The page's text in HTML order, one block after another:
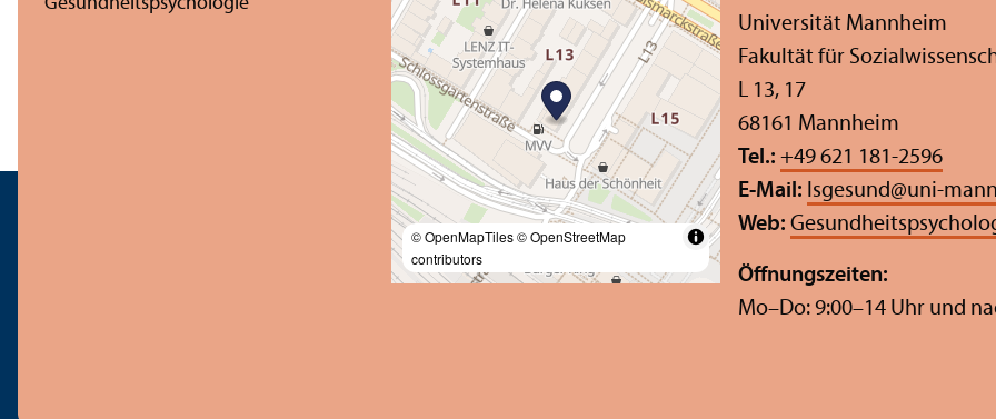
© OpenMapTiles© OpenStreetMap
contributors
Universität Mannheim
Fakultät für
L 13, 17
68161 Mannheim
Tel.: +49 621 181-2596
E-Mail: lsgesund@uni-
Web:
Öffnungs­zeiten:
Mo–Do: 9:00–14 Uhr und